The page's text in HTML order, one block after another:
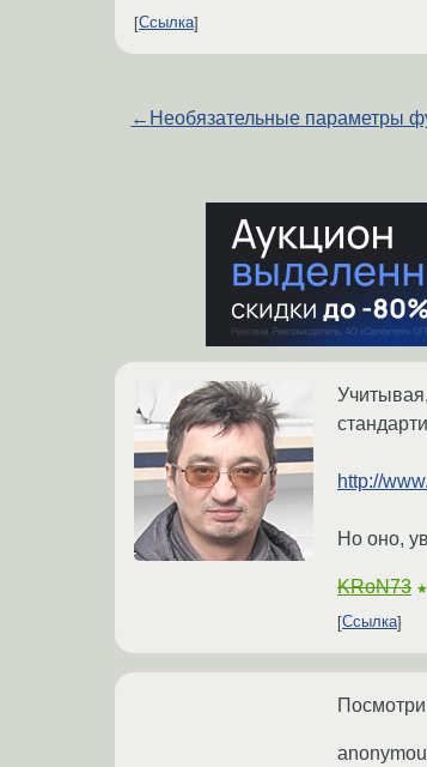
Ссылка
← Необязательные параметры
http://
Но оно,
KRoN73
Ссылка